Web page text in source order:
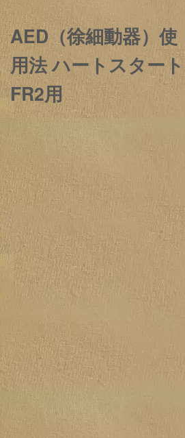
AED（徐細動器）使
用法 ハートスタート
FR2用